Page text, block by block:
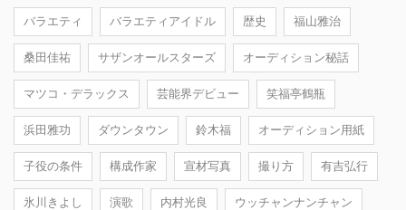
バラエティ バラエティアイドル 歴史 福山雅治
桑田佳祐 サザンオールスターズ オーディション秘話
マツコ・デラックス 芸能界デビュー 笑福亭鶴瓶
浜田雅功 ダウンタウン 鈴木福 オーディション用紙
子役の条件 構成作家 宣材写真 撮り方 有吉弘行
氷川きよし 演歌 内村光良 ウッチャンナンチャン